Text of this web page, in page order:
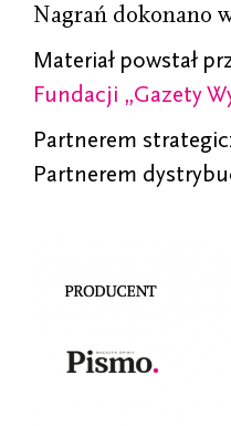
Nagrań dokonano
Materiał powstał
Fundacji „Gazety
Partnerem
Partnerem